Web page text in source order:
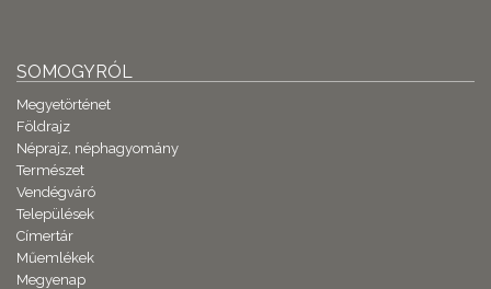
SOMOGYRÓL
Megyetörténet
Földrajz
Néprajz, néphagyomány
Természet
Vendégváró
Települések
Címertár
Műemlékek
Megyenap